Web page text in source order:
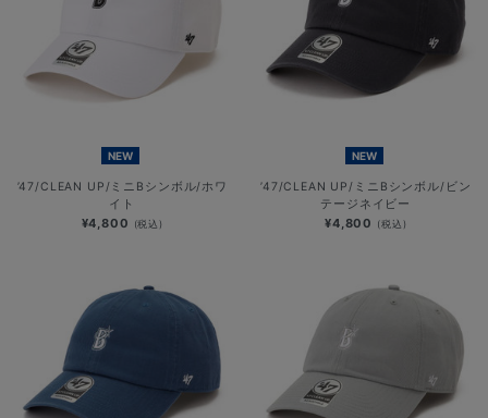
NEW
’47/CLEAN UP/ミニBシンボル/ホワ
イト
¥4,800 (税込)
NEW
’47/CLEAN UP/ミニBシンボル/ビン
テージネイビー
¥4,800 (税込)